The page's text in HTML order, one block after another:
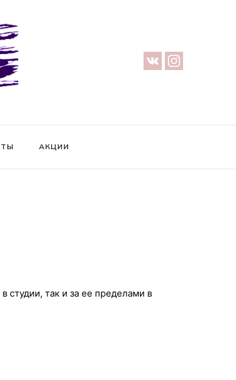
фотосессию
АКЦИИ
студии, так и за ее пределами в